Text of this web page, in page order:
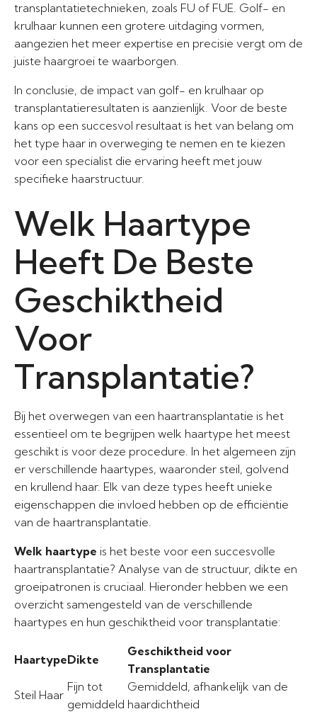
transplantatietechnieken, zoals FU of FUE. Golf- en
krulhaar kunnen een grotere uitdaging vormen,
aangezien het meer expertise en precisie vergt om de
juiste haargroei te waarborgen.
In conclusie, de impact van golf- en krulhaar op
transplantatieresultaten is aanzienlijk. Voor de beste
kans op een succesvol resultaat is het van belang om
het type haar in overweging te nemen en te kiezen
voor een specialist die ervaring heeft met jouw
specifieke haarstructuur.
Welk Haartype
Heeft De Beste
Geschiktheid
Voor
Transplantatie?
Bij het overwegen van een haartransplantatie is het
essentieel om te begrijpen welk haartype het meest
geschikt is voor deze procedure. In het algemeen zijn
er verschillende haartypes, waaronder steil, golvend
en krullend haar. Elk van deze types heeft unieke
eigenschappen die invloed hebben op de efficiëntie
van de haartransplantatie.
Welk haartype is het beste voor een succesvolle
haartransplantatie? Analyse van de structuur, dikte en
groeipatronen is cruciaal. Hieronder hebben we een
overzicht samengesteld van de verschillende
haartypes en hun geschiktheid voor transplantatie:
HaartypeDikte
Geschiktheid voor
Transplantatie
Steil Haar
Fijn tot
gemiddeld
Gemiddeld, afhankelijk van de
haardichtheid